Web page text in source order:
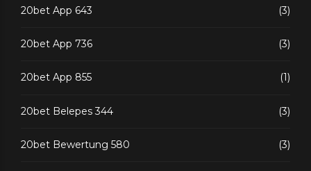
20bet App 643 (3)
20bet App 736 (3)
20bet App 855 (1)
20bet Belepes 344 (3)
20bet Bewertung 580 (3)